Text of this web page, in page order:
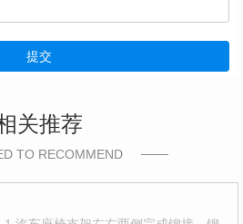
提交
关推荐
TO RECOMMEND